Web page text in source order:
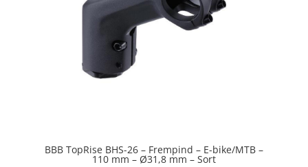
BBB TopRise BHS-26 – Frempind – E-bike/MTB –
110 mm – Ø31,8 mm – Sort